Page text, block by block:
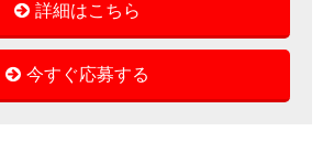
詳細はこちら
今すぐ応募する